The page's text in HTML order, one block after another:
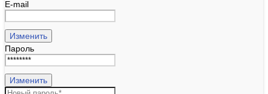
E-mail
Изменить
Пароль
Изменить